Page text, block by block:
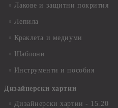
Лакове и защитни покрития
Лепила
Краклета и медиуми
Шаблони
Инструменти и пособия
Дизайнерски хартии
Дизайнерски хартии - 15.20